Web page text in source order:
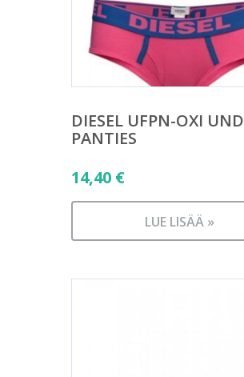
DIESEL UFPN-OXI UND
PANTIES
14,40 €
LUE LISÄÄ »